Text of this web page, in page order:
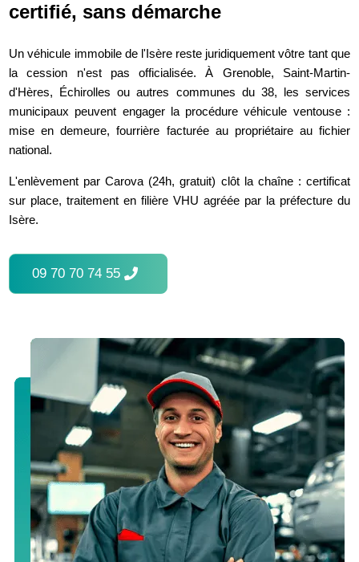
certifié, sans démarche
Un véhicule immobile de l'Isère reste juridiquement vôtre tant que
la cession n'est pas officialisée. À Grenoble, Saint-Martin-
d'Hères, Échirolles ou autres communes du 38, les services
municipaux peuvent engager la procédure véhicule ventouse :
mise en demeure, fourrière facturée au propriétaire au fichier
national.
L'enlèvement par Carova (24h, gratuit) clôt la chaîne : certificat
sur place, traitement en filière VHU agréée par la préfecture du
Isère.
09 70 70 74 55